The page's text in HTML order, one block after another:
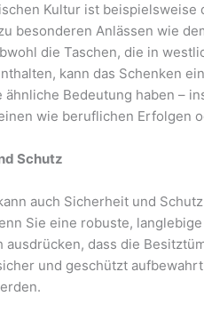
Kultur ist
besonderen Anlässen wie
die Taschen, die in
kann das Schenken
ähnliche Bedeutung haben –
wie beruflichen Erfolgen
Schutz
auch Sicherheit und
Sie eine robuste,
ausdrücken, dass die
und geschützt